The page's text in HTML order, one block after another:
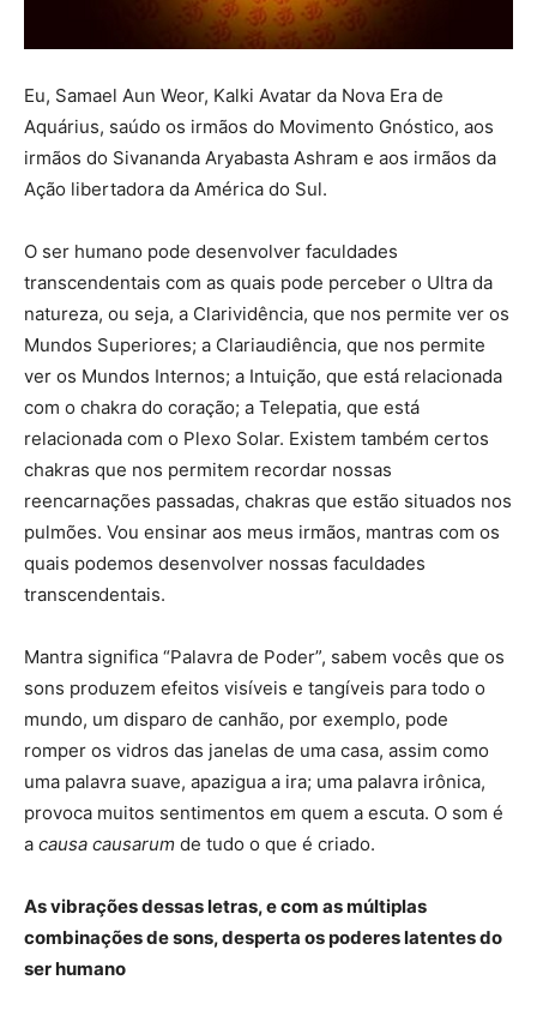
Eu, Samael Aun Weor, Kalki Avatar da Nova Era de
Aquárius, saúdo os irmãos do Movimento Gnóstico, aos
irmãos do Sivananda Aryabasta Ashram e aos irmãos da
Ação libertadora da América do Sul.
O ser humano pode desenvolver faculdades
transcendentais com as quais pode perceber o Ultra da
natureza, ou seja, a Clarividência, que nos permite ver os
Mundos Superiores; a Clariaudiência, que nos permite
ver os Mundos Internos; a Intuição, que está relacionada
com o chakra do coração; a Telepatia, que está
relacionada com o Plexo Solar. Existem também certos
chakras que nos permitem recordar nossas
reencarnações passadas, chakras que estão situados nos
pulmões. Vou ensinar aos meus irmãos, mantras com os
quais podemos desenvolver nossas faculdades
transcendentais.
Mantra significa “Palavra de Poder”, sabem vocês que os
sons produzem efeitos visíveis e tangíveis para todo o
mundo, um disparo de canhão, por exemplo, pode
romper os vidros das janelas de uma casa, assim como
uma palavra suave, apazigua a ira; uma palavra irônica,
provoca muitos sentimentos em quem a escuta. O som é
a causa causarum de tudo o que é criado.
As vibrações dessas letras, e com as múltiplas
combinações de sons, desperta os poderes latentes do
ser humano